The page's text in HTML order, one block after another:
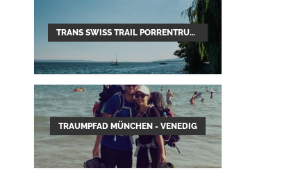
TRANS SWISS TRAIL PORRENTRUY–MENDRISIO
TRAUMPFAD MÜNCHEN - VENEDIG